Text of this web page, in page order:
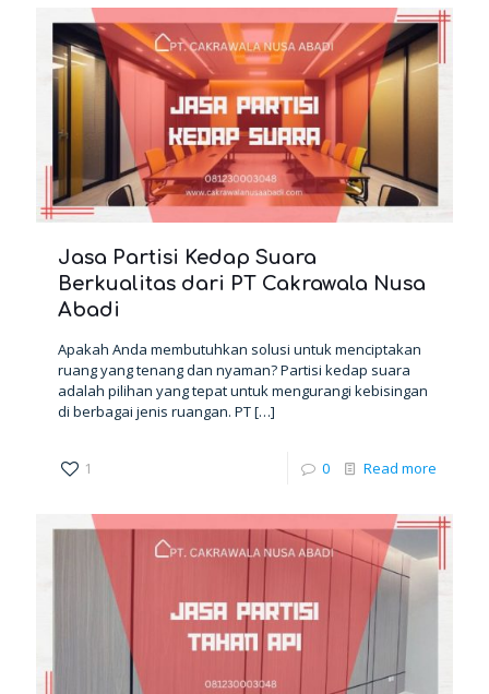
Jasa Partisi Kedap Suara
Berkualitas dari PT Cakrawala Nusa
Abadi
Apakah Anda membutuhkan solusi untuk menciptakan
ruang yang tenang dan nyaman? Partisi kedap suara
adalah pilihan yang tepat untuk mengurangi kebisingan
di berbagai jenis ruangan. PT[…]
1 0 Read more